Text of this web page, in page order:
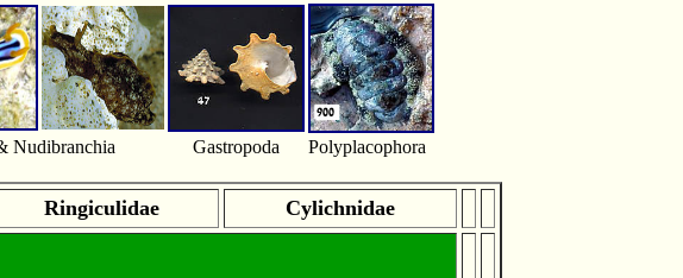
Nudibranchia Gastropoda Polyplacophora
Ringiculidae Cylichnidae